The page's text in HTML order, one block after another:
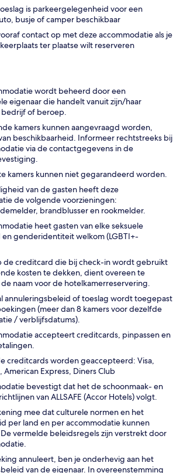
is parkeergelegenheid voor een
busje of camper beschikbaar
contact op met deze accommodatie als je
ter plaatse wilt reserveren
wordt beheerd door een
eigenaar die handelt vanuit zijn/haar
of beroep.
kamers kunnen aangevraagd worden,
beschikbaarheid. Informeer rechtstreeks bij
via de contactgegevens in de
kamers kunnen niet gegarandeerd worden.
van de gasten heeft deze
de volgende voorzieningen:
brandblusser en rookmelder.
heet gasten van elke seksuele
genderidentiteit welkom (LGBTI+-
de creditcard die bij check-in wordt gebruikt
kosten te dekken, dient overeen te
naam voor de hotelkamerreservering.
annuleringsbeleid of toeslag wordt toegepast
(meer dan 8 kamers voor dezelfde
/ verblijfsdatums).
accepteert creditcards, pinpassen en
creditcards worden geaccepteerd: Visa,
American Express, Diners Club
bevestigt dat het de schoonmaak- en
van ALLSAFE (Accor Hotels) volgt.
mee dat culturele normen en het
per land en per accommodatie kunnen
vermelde beleidsregels zijn verstrekt door
annuleert, ben je onderhevig aan het
van de eigenaar. In overeenstemming